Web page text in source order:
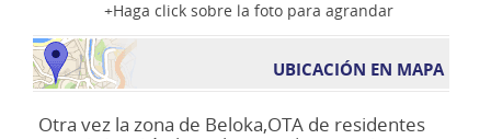
Haga click sobre la foto para agrandar
UBICACIÓN EN MAPA
Otra vez la zona de Beloka,OTA de residentes